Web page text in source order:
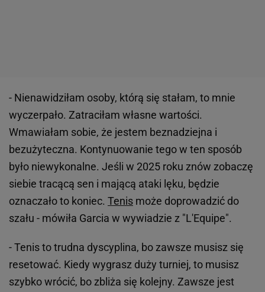
- Nienawidziłam osoby, którą się stałam, to mnie
wyczerpało. Zatraciłam własne wartości.
Wmawiałam sobie, że jestem beznadziejna i
bezużyteczna. Kontynuowanie tego w ten sposób
było niewykonalne. Jeśli w 2025 roku znów zobaczę
siebie tracącą sen i mającą ataki lęku, będzie
oznaczało to koniec. Tenis może doprowadzić do
szału - mówiła Garcia w wywiadzie z "L'Equipe".
- Tenis to trudna dyscyplina, bo zawsze musisz się
resetować. Kiedy wygrasz duży turniej, to musisz
szybko wrócić, bo zbliża się kolejny. Zawsze jest